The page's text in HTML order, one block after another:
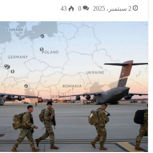
2 سبتمبر، 2025 0
43